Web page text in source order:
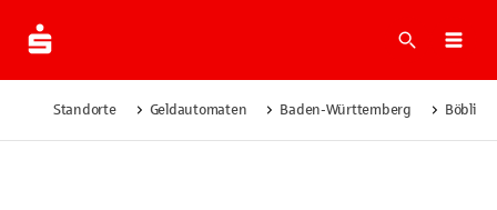
Suche
Standorte Geldautomaten Baden-Württemberg